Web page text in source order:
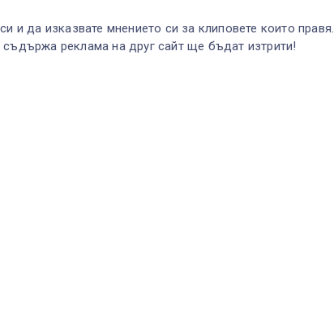
и да изказвате мнението си за клиповете които правя.
реклама на друг сайт ще бъдат изтрити!